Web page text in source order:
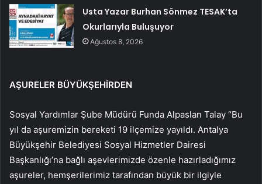
Usta Yazar Burhan Sönmez TESAK’ta
Okurlarıyla Buluşuyor
Ağustos 8, 2026
AŞURELER BÜYÜKŞEHİRDEN
Sosyal Yardımlar Şube Müdürü Funda Alpaslan Talay “Bu
yıl da aşuremizin bereketi 19 ilçemize yayıldı. Antalya
Büyükşehir Belediyesi Sosyal Hizmetler Dairesi
Başkanlığı’na bağlı aşevlerimizde özenle hazırladığımız
aşureler, hemşerilerimiz tarafından büyük bir ilgiyle